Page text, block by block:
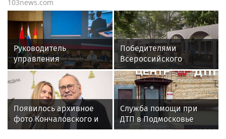
103news.com
Руководитель
управления
вневедомственной
охраны Росгвардии по
Красноярскому краю
принял участие во
Всероссийском
совещании-семинаре в
Победителями
Всероссийского
конкурса
благоустройства стали
пять городов
Подмосковья
Появилось архивное
фото Кончаловского и
Высоцкой на отдыхе у
Служба помощи при
ДТП в Подмосковье
оказала помощь